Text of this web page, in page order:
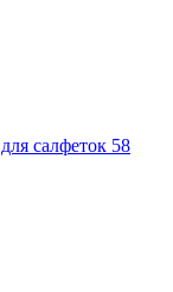
салфеток 58